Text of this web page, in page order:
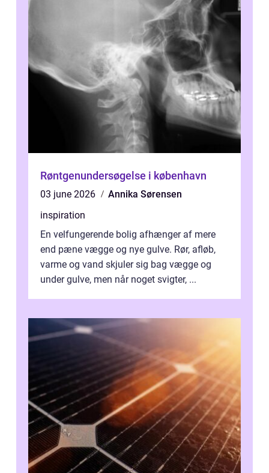
Røntgenundersøgelse i københavn
03 june 2026
Annika Sørensen
inspiration
En velfungerende bolig afhænger af mere
end pæne vægge og nye gulve. Rør, afløb,
varme og vand skjuler sig bag vægge og
under gulve, men når noget svigter, ...